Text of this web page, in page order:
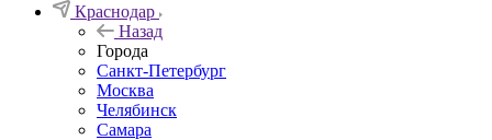
Краснодар
Назад
Города
Санкт-Петербург
Москва
Челябинск
Самара